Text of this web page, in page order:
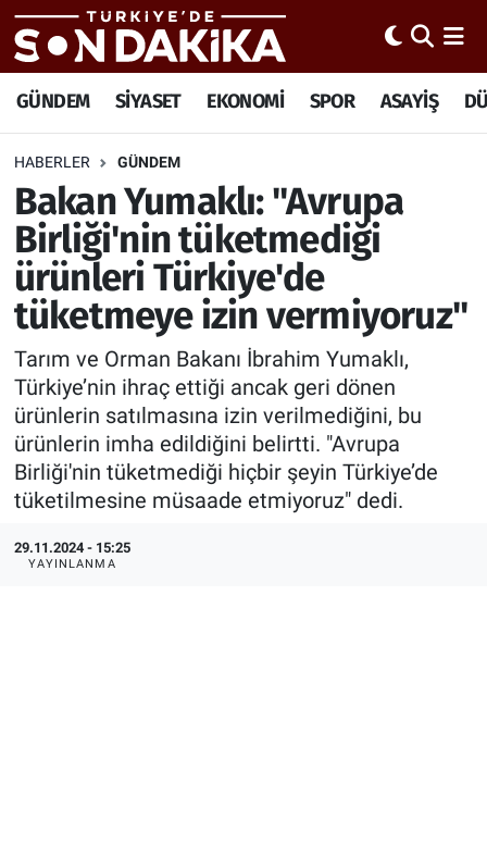
GÜNDEM SİYASET EKONOMİ SPOR ASAYİŞ
HABERLER GÜNDEM
Bakan Yumaklı: "Avrupa
Birliği'nin tüketmediği
ürünleri Türkiye'de
tüketmeye izin vermiyoruz"
Tarım ve Orman Bakanı İbrahim Yumaklı,
Türkiye’nin ihraç ettiği ancak geri dönen
ürünlerin satılmasına izin verilmediğini, bu
ürünlerin imha edildiğini belirtti. "Avrupa
Birliği'nin tüketmediği hiçbir şeyin Türkiye’de
tüketilmesine müsaade etmiyoruz" dedi.
29.11.2024 - 15:25
YAYINLANMA
Trafik Durumu
Süper Lig Puan Durumu ve Fikstür
Tüm Manşetler
Son Dakika Haberleri
Haber Arşivi